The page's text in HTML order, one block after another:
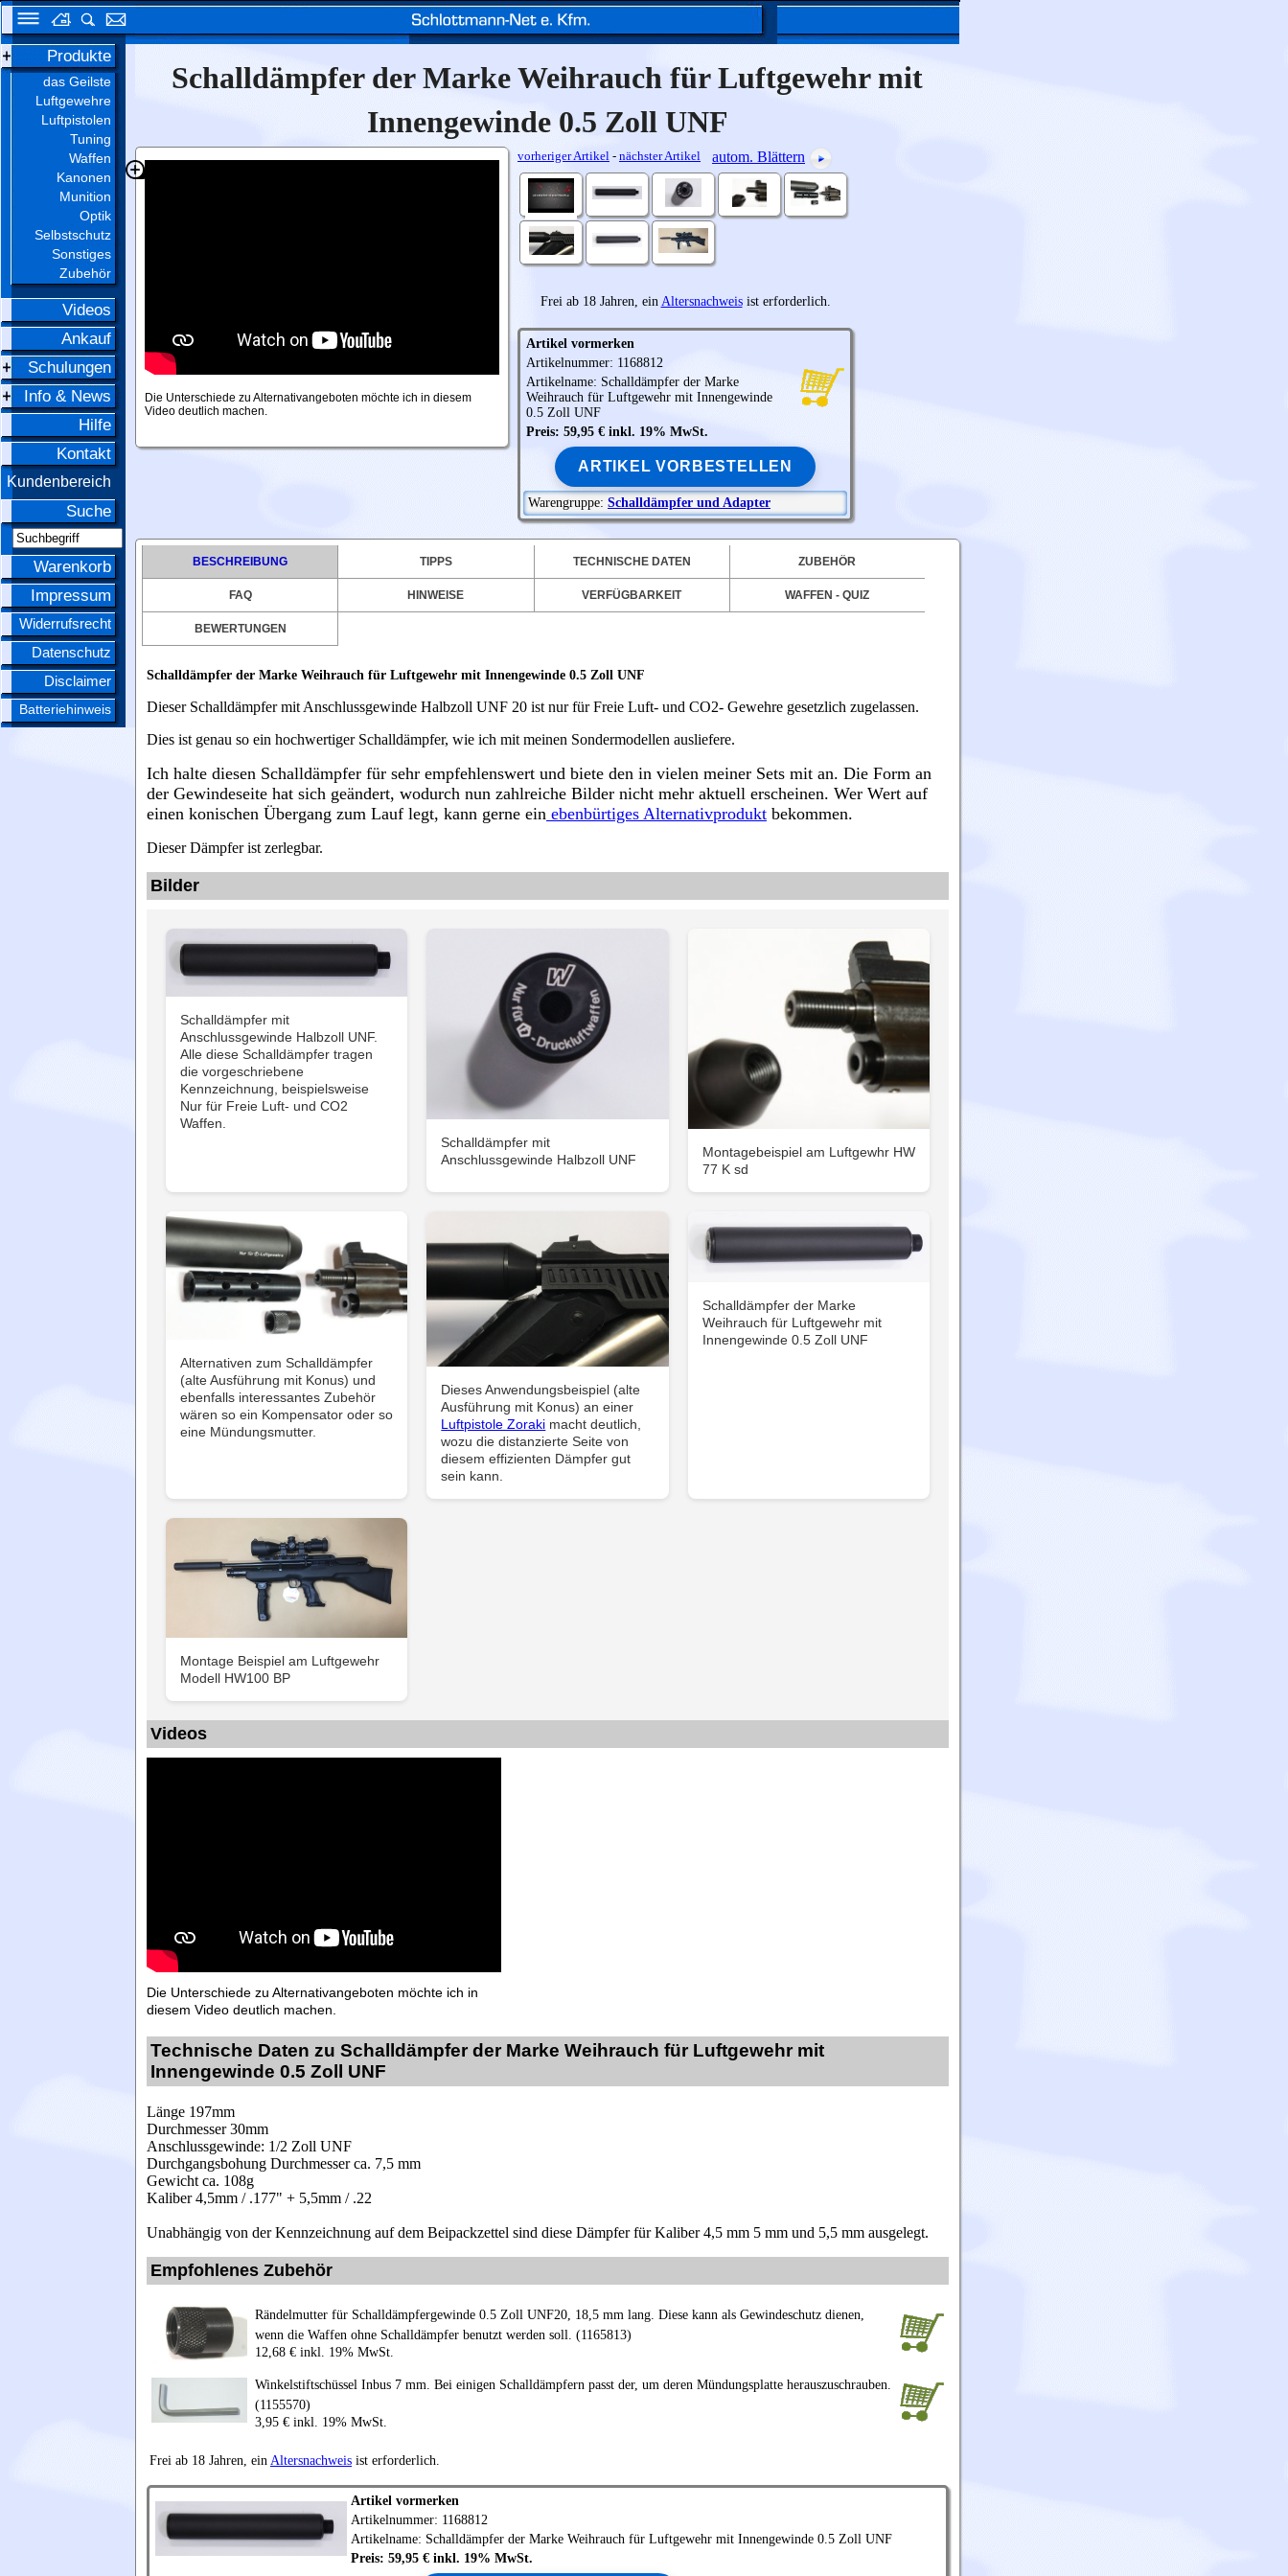
Produkte
das Geilste
Luftgewehre
Luftpistolen
Tuning
Waffen
Kanonen
Munition
Optik
Selbstschutz
Sonstiges
Zubehör
Videos
Ankauf
Schulungen
Info & News
Hilfe
Kontakt
Kundenbereich
Suche
Warenkorb
Impressum
Widerrufsrecht
Datenschutz
Disclaimer
Batteriehinweis
Schalldämpfer der Marke Weihrauch für Luftgewehr mit
Innengewinde 0.5 Zoll UNF
Die Unterschiede zu Alternativangeboten möchte ich in diesem
Video deutlich machen.
vorheriger Artikel - nächster Artikel autom. Blättern
Frei ab 18 Jahren, ein Altersnachweisist erforderlich.
Artikel vormerken
Artikelnummer: 1168812
Artikelname: Schalldämpfer der Marke
Weihrauch für Luftgewehr mit Innengewinde
0.5 Zoll UNF
Preis: 59,95 € inkl. 19% MwSt.
ARTIKEL VORBESTELLEN
Warengruppe: Schalldämpfer und Adapter
BESCHREIBUNG TIPPS TECHNISCHE DATEN ZUBEHÖR
FAQ HINWEISE VERFÜGBARKEIT WAFFEN - QUIZ
BEWERTUNGEN
Schalldämpfer der Marke Weihrauch für Luftgewehr mit Innengewinde 0.5 Zoll UNF
Dieser Schalldämpfer mit Anschlussgewinde Halbzoll UNF 20 ist nur für Freie Luft- und CO2- Gewehre gesetzlich zugelassen.
Dies ist genau so ein hochwertiger Schalldämpfer, wie ich mit meinen Sondermodellen ausliefere.
Ich halte diesen Schalldämpfer für sehr empfehlenswert und biete den in vielen meiner Sets mit an. Die Form an
der Gewindeseite hat sich geändert, wodurch nun zahlreiche Bilder nicht mehr aktuell erscheinen. Wer Wert auf
einen konischen Übergang zum Lauf legt, kann gerne ein ebenbürtiges Alternativprodukt bekommen.
DieserDämpfer ist zerlegbar.
Bilder
Schalldämpfer mit
Anschlussgewinde Halbzoll UNF.
Alle diese Schalldämpfer tragen
die vorgeschriebene
Kennzeichnung, beispielsweise
Nur für Freie Luft- und CO2
Waffen.
Schalldämpfer mit
Anschlussgewinde Halbzoll UNF
Montagebeispiel am Luftgewhr HW
77 K sd
Alternativen zum Schalldämpfer
(alte Ausführung mit Konus) und
ebenfalls interessantes Zubehör
wären so ein Kompensator oder so
eine Mündungsmutter.
Dieses Anwendungsbeispiel (alte
Ausführung mit Konus) an einer
Luftpistole Zoraki macht deutlich,
wozu die distanzierte Seite von
diesem effizienten Dämpfer gut
sein kann.
Schalldämpfer der Marke
Weihrauch für Luftgewehr mit
Innengewinde 0.5 Zoll UNF
Montage Beispiel am Luftgewehr
Modell HW100 BP
Videos
Die Unterschiede zu Alternativangeboten möchte ich in
diesem Video deutlich machen.
Technische Daten zu Schalldämpfer der Marke Weihrauch für Luftgewehr mit
Innengewinde 0.5 Zoll UNF
Länge 197mm
Durchmesser 30mm
Anschlussgewinde: 1/2 Zoll UNF
Durchgangsbohung Durchmesser ca. 7,5 mm
Gewicht ca. 108g
Kaliber 4,5mm / .177" + 5,5mm / .22
Unabhängig von der Kennzeichnung auf dem Beipackzettel sind diese Dämpfer für Kaliber 4,5 mm 5 mm und 5,5 mm ausgelegt.
Empfohlenes Zubehör
Rändelmutter für Schalldämpfergewinde 0.5 Zoll UNF20, 18,5 mm lang. Diese kann als Gewindeschutz dienen,
wenn die Waffen ohne Schalldämpfer benutzt werden soll. (1165813)
12,68 € inkl. 19% MwSt.
Winkelstiftschüssel Inbus 7 mm. Bei einigen Schalldämpfern passt der, um deren Mündungsplatte herauszuschrauben.
(1155570)
3,95 € inkl. 19% MwSt.
Frei ab 18 Jahren, ein Altersnachweis ist erforderlich.
Artikel vormerken
Artikelnummer: 1168812
Artikelname: Schalldämpfer der Marke Weihrauch für Luftgewehr mit Innengewinde 0.5 Zoll UNF
Preis: 59,95 € inkl. 19% MwSt.